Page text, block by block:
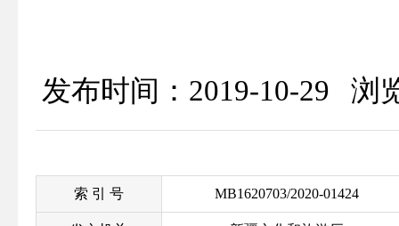
发布时间：2019-10-29 浏
索 引 号 MB1620703/2020-01424